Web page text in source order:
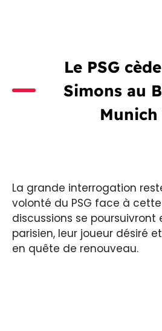
Le PSG
Simons au
Munich
La grande interrogation
volonté du PSG face à cette
discussions se poursuivront
parisien, leur joueur désiré
en quête de renouveau.